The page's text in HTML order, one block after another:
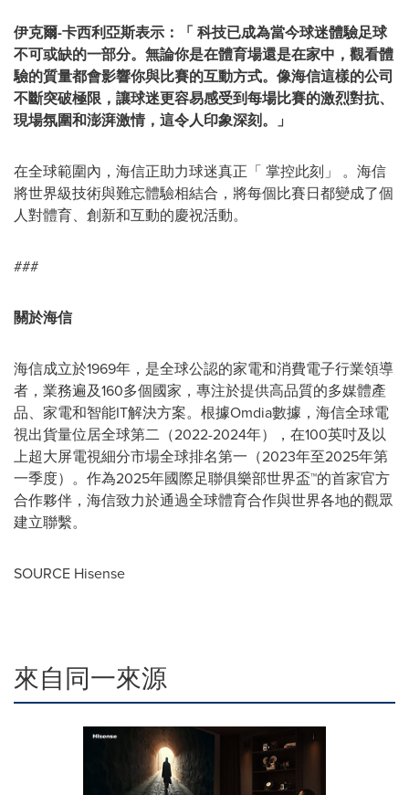
伊克爾-卡西利亞斯表示： 「 科技已成為當今球迷體驗足球
不可或缺的一部分。無論你是在體育場還是在家中，觀看體
驗的質量都會影響你與比賽的互動方式。像海信這樣的公司
不斷突破極限，讓球迷更容易感受到每場比賽的激烈對抗、
現場氛圍和澎湃激情，這令人印象深刻。 」
在全球範圍內，海信正助力球迷真正 「 掌控此刻 」
。海信
將世界級技術與難忘體驗相結合，將每個比賽日都變成了個
人對體育、創新和互動的慶祝活動。
###
關於海信
海信成立於1969年，是全球公認的家電和消費電子行業領導
者，業務遍及160多個國家，專注於提供高品質的多媒體產
品、家電和智能IT解決方案。根據Omdia數據，海信全球電
視出貨量位居全球第二（2022-2024年），在100英吋及以
上超大屏電視細分市場全球排名第一（2023年至2025年第
一季度）。作為2025年國際足聯俱樂部世界盃™的首家官方
合作夥伴，海信致力於通過全球體育合作與世界各地的觀眾
建立聯繫。
SOURCE Hisense
來自同一來源